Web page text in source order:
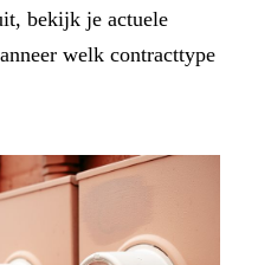
bekijk je actuele
welk contracttype